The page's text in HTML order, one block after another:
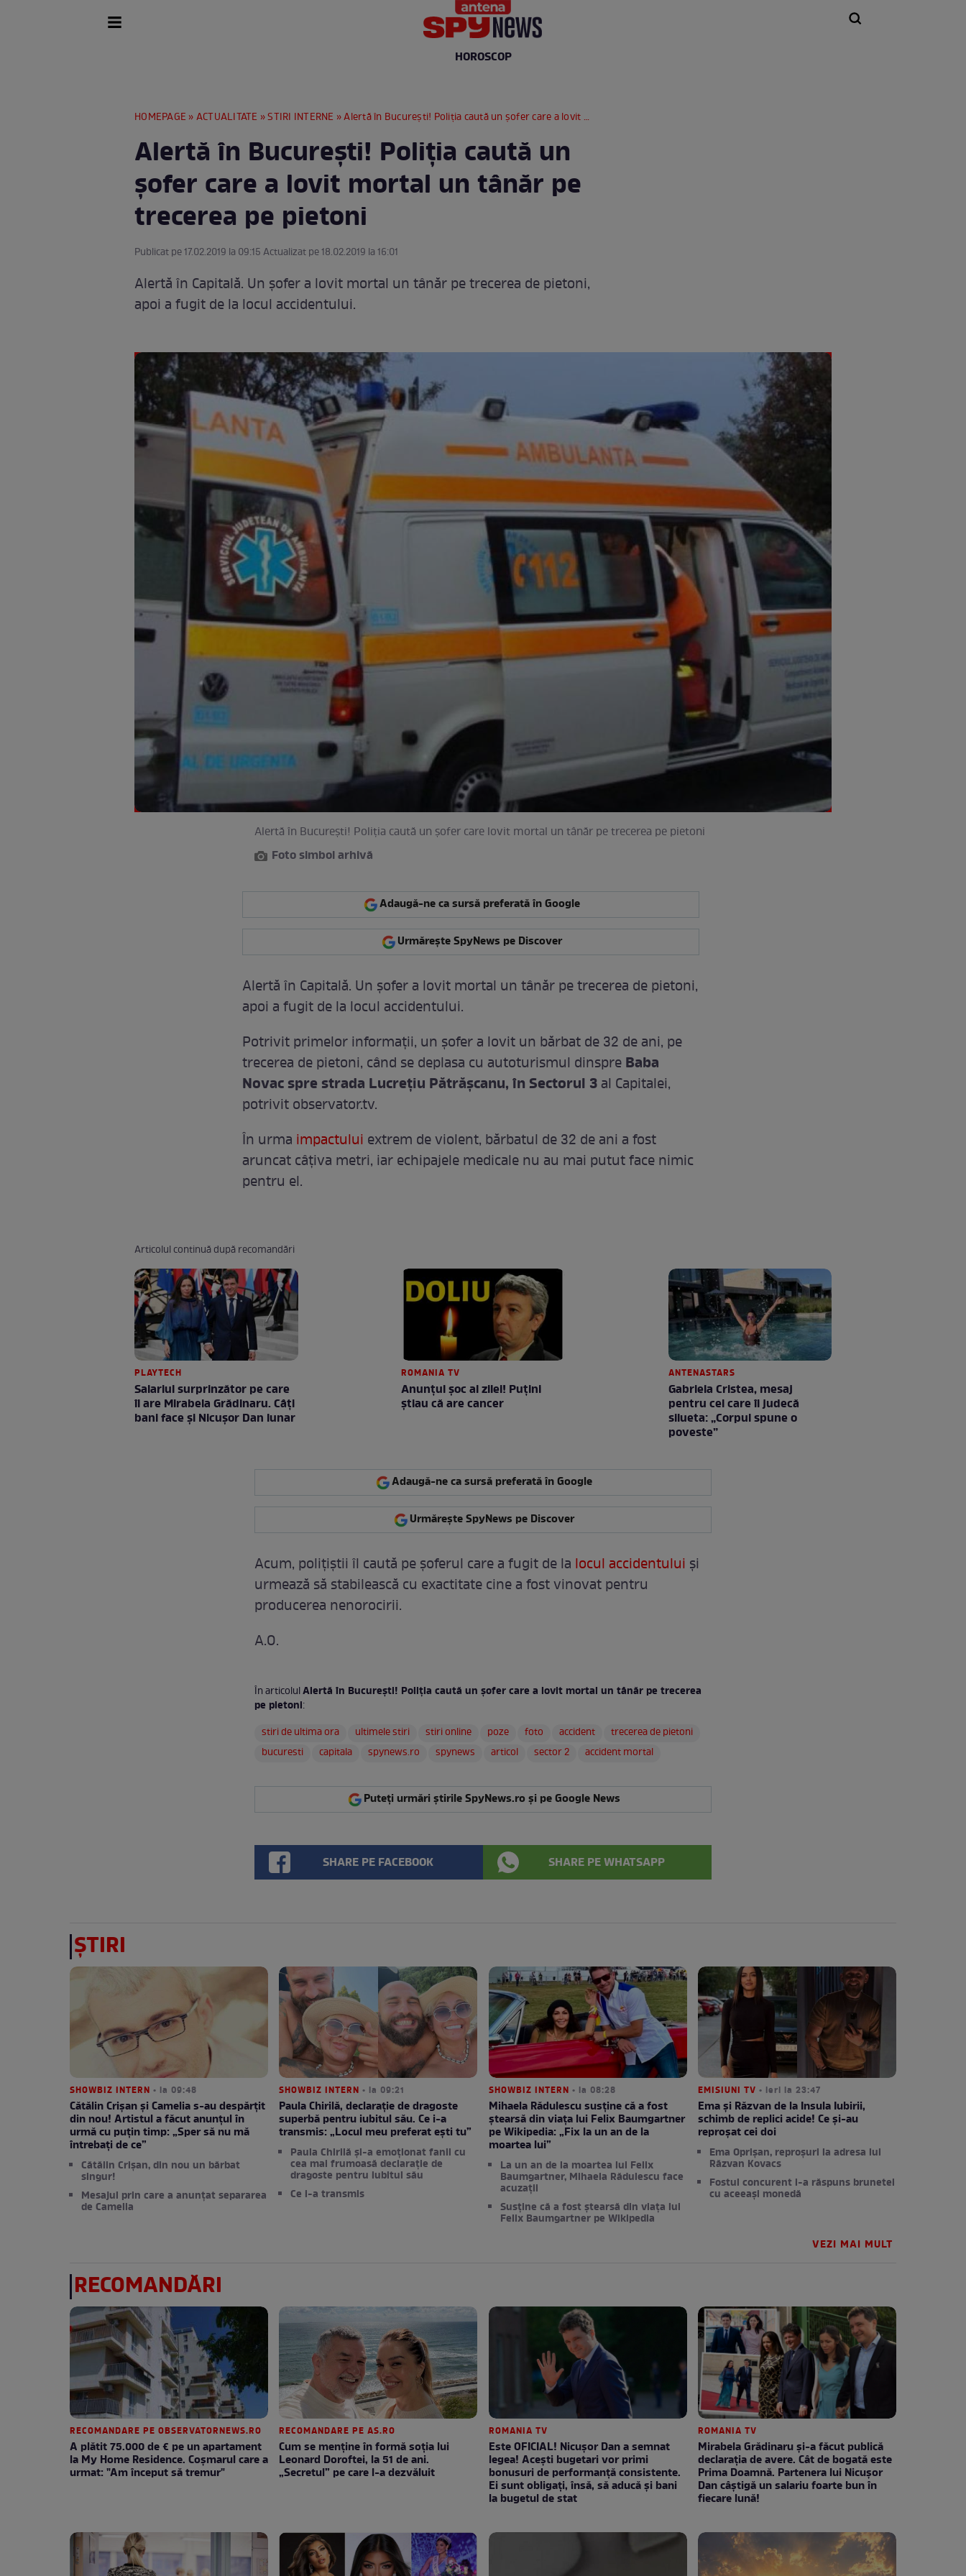
HOROSCOP
HOMEPAGE »ACTUALITATE »STIRI INTERNE » Alertă în Bucureşti! Poliţia caută un şofer care a lovit mortal un tânăr pe trecerea pe pietoni
Alertă în Bucureşti! Poliţia caută un
şofer care a lovit mortal un tânăr pe
trecerea pe pietoni
Publicat pe 17.02.2019 la 09:15 Actualizat pe 18.02.2019 la 16:01
Alertă în Capitală. Un şofer a lovit mortal un tânăr pe trecerea de pietoni,
apoi a fugit de la locul accidentului.
Alertă în Bucureşti! Poliţia caută un şofer care lovit mortal un tânăr pe trecerea pe pietoni
Foto simbol arhivă
Adaugă-ne ca sursă preferată în Google
Urmărește SpyNews pe Discover
Alertă în Capitală. Un şofer a lovit mortal un tânăr pe trecerea de pietoni,
apoi a fugit de la locul accidentului.
Potrivit primelor informaţii, un şofer a lovit un bărbat de 32 de ani, pe
trecerea de pietoni, când se deplasa cu autoturismul dinspreBaba
Novac spre strada Lucreţiu Pătrăşcanu, în Sectorul 3al Capitalei,
potrivit observator.tv.
În urma impactului extrem de violent, bărbatul de 32 de ani a fost
aruncat câţiva metri, iar echipajele medicale nu au mai putut face nimic
pentru el.
Articolul continuă după recomandări
PLAYTECH
Salariul surprinzător pe care
îl are Mirabela Grădinaru. Câţi
bani face şi Nicuşor Dan lunar
ROMANIA TV
Anunţul şoc al zilei! Puţini
ştiau că are cancer
ANTENASTARS
Gabriela Cristea, mesaj
pentru cei care îi judecă
silueta: „Corpul spune o
poveste”
Adaugă-ne ca sursă preferată în Google
Urmărește SpyNews pe Discover
Acum, poliţiştii îl caută pe şoferul care a fugit de la locul accidentului şi
urmează să stabilească cu exactitate cine a fost vinovat pentru
producerea nenorocirii.
A.O.
În articolulAlertă în Bucureşti! Poliţia caută un şofer care a lovit mortal un tânăr pe trecerea
pe pietoni:
stiri de ultima ora
ultimele stiri stiri online poze foto accident
trecerea de pietoni
bucuresti
capitala spynews.ro spynews articol sector 2 accident mortal
Puteți urmări știrile SpyNews.ro și pe Google News
SHARE PE FACEBOOK SHARE PE WHATSAPP
ȘTIRI
SHOWBIZ INTERN • la 09:48
Cătălin Crișan și Camelia s-au despărțit
din nou! Artistul a făcut anunțul în
urmă cu puțin timp: „Sper să nu mă
întrebați de ce”
Cătălin Crișan, din nou un bărbat
singur!
Mesajul prin care a anunțat separarea
de Camelia
SHOWBIZ INTERN • la 09:21
Paula Chirilă, declarație de dragoste
superbă pentru iubitul său. Ce i-a
transmis: „Locul meu preferat ești tu”
Paula Chirilă și-a emoționat fanii cu
cea mai frumoasă declarație de
dragoste pentru iubitul său
Ce i-a transmis
SHOWBIZ INTERN • la 08:28
Mihaela Rădulescu susține că a fost
ștearsă din viața lui Felix Baumgartner
pe Wikipedia: „Fix la un an de la
moartea lui”
La un an de la moartea lui Felix
Baumgartner, Mihaela Rădulescu face
acuzații
Susține că a fost ștearsă din viața lui
Felix Baumgartner pe Wikipedia
EMISIUNI TV • ieri la 23:47
Ema și Răzvan de la Insula Iubirii,
schimb de replici acide! Ce și-au
reproșat cei doi
Ema Oprișan, reproșuri la adresa lui
Răzvan Kovacs
Fostul concurent i-a răspuns brunetei
cu aceeași monedă
VEZI MAI MULT
RECOMANDĂRI
RECOMANDARE PE OBSERVATORNEWS.RO
A plătit 75.000 de € pe un apartament
la My Home Residence. Coşmarul care a
urmat: "Am început să tremur"
RECOMANDARE PE AS.RO
Cum se menţine în formă soţia lui
Leonard Doroftei, la 51 de ani.
„Secretul” pe care l-a dezvăluit
ROMANIA TV
Este OFICIAL! Nicușor Dan a semnat
legea! Acești bugetari vor primi
bonusuri de performanță consistente.
Ei sunt obligați, însă, să aducă și bani
la bugetul de stat
ROMANIA TV
Mirabela Grădinaru și-a făcut publică
declarația de avere. Cât de bogată este
Prima Doamnă. Partenera lui Nicușor
Dan câștigă un salariu foarte bun în
fiecare lună!